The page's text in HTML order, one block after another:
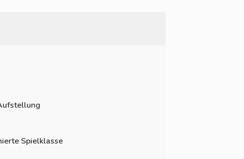
Spielklasse